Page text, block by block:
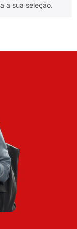
a sua seleção.